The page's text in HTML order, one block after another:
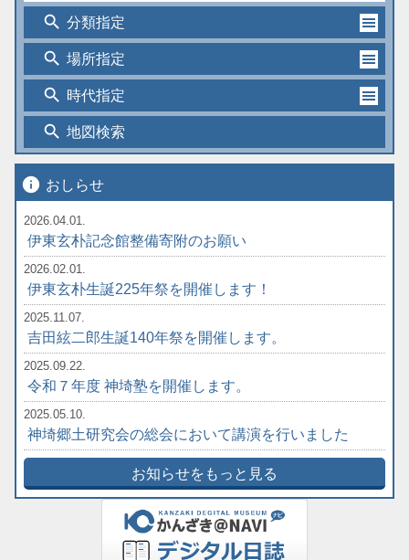
search 分類指定
search 場所指定
search 時代指定
search 地図検索
info おしらせ
2026.04.01.
伊東玄朴記念館整備寄附のお願い
2026.02.01.
伊東玄朴生誕225年祭を開催します！
2025.11.07.
吉田絃二郎生誕140年祭を開催します。
2025.09.22.
令和７年度 神埼塾を開催します。
2025.05.10.
神埼郷土研究会の総会において講演を行いました
お知らせをもっと見る